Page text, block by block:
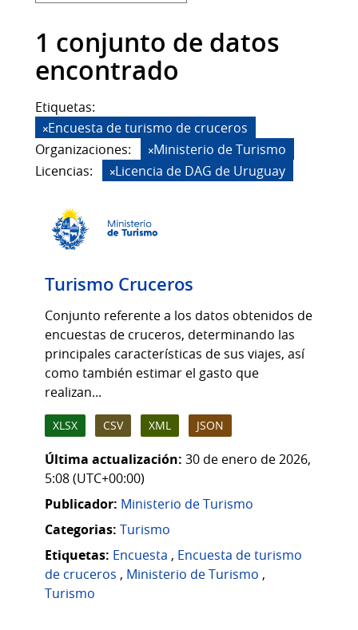
1 conjunto de datos
encontrado
Etiquetas:
Encuesta de turismo de cruceros
Organizaciones:
Ministerio de Turismo
Licencias:
Licencia de DAG de Uruguay
Turismo Cruceros
Conjunto referente a los datos obtenidos de
encuestas de cruceros, determinando las
principales características de sus viajes, así
como también estimar el gasto que
realizan...
XLSX CSV XML JSON
Última actualización: 30 de enero de 2026,
5:08 (UTC+00:00)
Publicador: Ministerio de Turismo
Categorias: Turismo
Etiquetas: Encuesta , Encuesta de turismo
de cruceros , Ministerio de Turismo ,
Turismo